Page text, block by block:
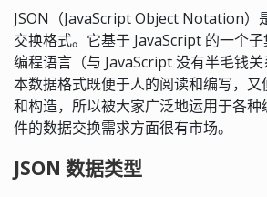
JSON（JavaScript Object Notation）
交换格式。它基于 JavaScript 的一个
编程语言（与 JavaScript 没有半毛钱
本数据格式既便于人的阅读和编写，
和构造，所以被大家广泛地运用于各
件的数据交换需求方面很有市场。
JSON 数据类型